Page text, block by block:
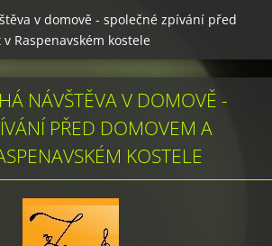
v domově - společné zpívání před
Raspenavském kostele
NÁVŠTĚVA V DOMOVĚ -
PŘED DOMOVEM A
KOSTELE